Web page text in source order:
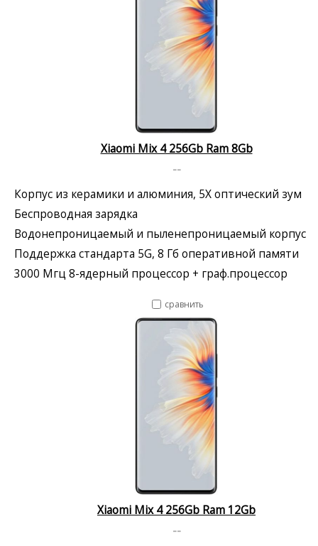
Xiaomi Mix 4 256Gb Ram 8Gb
--
Корпус из керамики и алюминия, 5X оптический зум
Беспроводная зарядка
Водонепроницаемый и пыленепроницаемый корпус
Поддержка стандарта 5G, 8 Гб оперативной памяти
3000 Мгц 8-ядерный процессор + граф.процессор
сравнить
Xiaomi Mix 4 256Gb Ram 12Gb
--